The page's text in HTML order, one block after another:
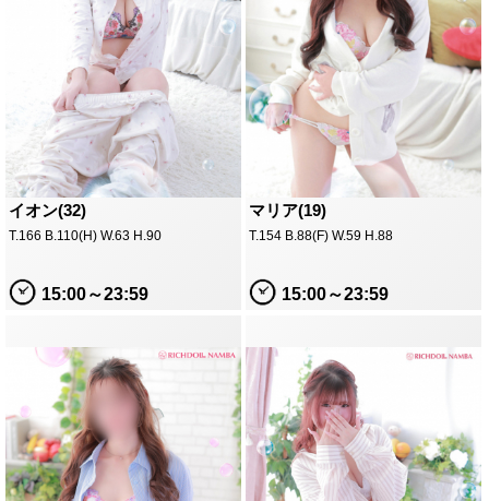
イオン(32)
T.166 B.110(H) W.63 H.90
15:00～23:59
マリア(19)
T.154 B.88(F) W.59 H.88
15:00～23:59